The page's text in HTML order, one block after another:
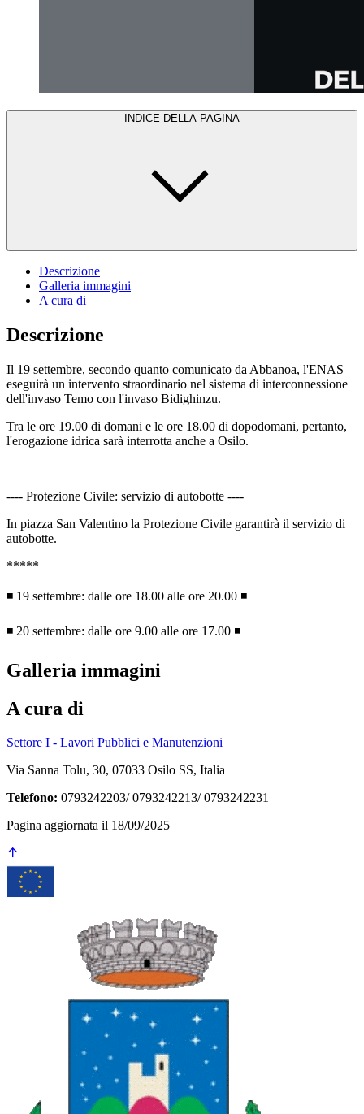
INDICE DELLA PAGINA
Descrizione
Galleria immagini
A cura di
Descrizione
Il 19 settembre, secondo quanto comunicato da Abbanoa, l'ENAS
eseguirà un intervento straordinario nel sistema di interconnessione
dell'invaso Temo con l'invaso Bidighinzu.
Tra le ore 19.00 di domani e le ore 18.00 di dopodomani, pertanto,
l'erogazione idrica sarà interrotta anche a Osilo.
---- Protezione Civile: servizio di autobotte ----
In piazza San Valentino la Protezione Civile garantirà il servizio di
autobotte.
*****
◾️ 19 settembre: dalle ore 18.00 alle ore 20.00 ◾️
◾️ 20 settembre: dalle ore 9.00 alle ore 17.00 ◾️
Galleria immagini
A cura di
Settore I - Lavori Pubblici e Manutenzioni
Via Sanna Tolu, 30, 07033 Osilo SS, Italia
Telefono: 0793242203/ 0793242213/ 0793242231
Pagina aggiornata il 18/09/2025